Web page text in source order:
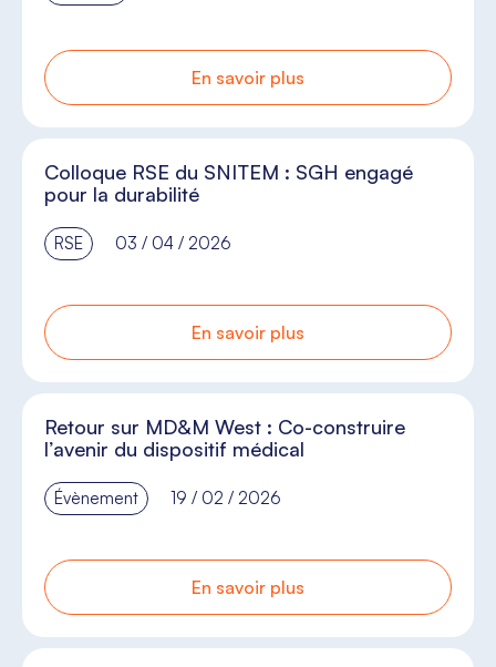
En savoir plus
Colloque RSE du SNITEM : SGH engagé
pour la durabilité
RSE 03 / 04 / 2026
En savoir plus
Retour sur MD&M West : Co-construire
l’avenir du dispositif médical
Évènement 19 / 02 / 2026
En savoir plus